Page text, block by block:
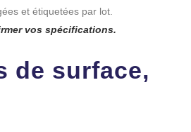
et étiquetées par lot.
vos spécifications.
de surface,